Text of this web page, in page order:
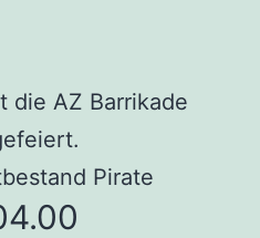
die AZ Barrikade
Pirate